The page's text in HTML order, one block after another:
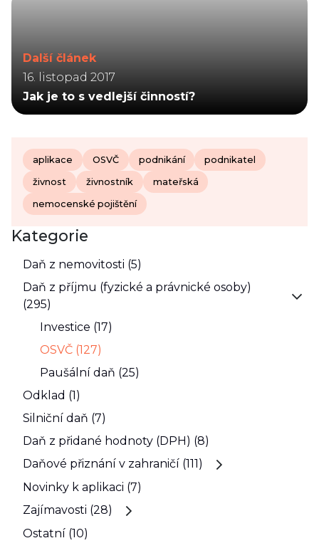
Další článek
16. listopad 2017
Jak je to s vedlejší činností?
aplikace OSVČ podnikání podnikatel
živnost živnostník mateřská
nemocenské pojištění
Kategorie
Daň z nemovitosti (5)
Daň z příjmu (fyzické a právnické osoby)
(295)
Investice (17)
OSVČ (127)
Paušální daň (25)
Odklad (1)
Silniční daň (7)
Daň z přidané hodnoty (DPH) (8)
Daňové přiznání v zahraničí (111)
Novinky k aplikaci (7)
Zajímavosti (28)
Ostatní (10)